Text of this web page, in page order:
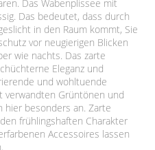
Das Wabenplissee mit
Das bedeutet, dass durch
in den Raum kommt, Sie
vor neugierigen Blicken
wie nachts. Das zarte
Eleganz und
und wohltuende
verwandten Grüntönen und
hier besonders an. Zarte
frühlingshaften Charakter
Accessoires lassen